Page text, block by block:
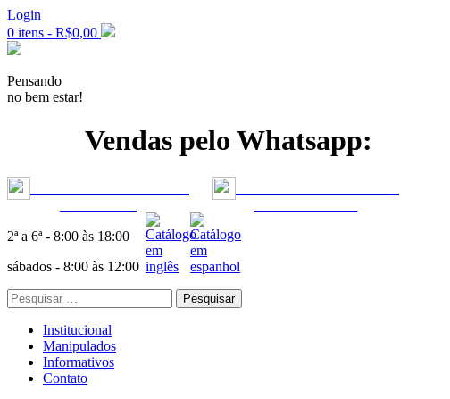
Login
0 itens - R$0,00
Pensando
no bem estar!
Vendas pelo Whatsapp:
2ª a 6ª - 8:00 às 18:00
sábados - 8:00 às 12:00
Pesquisar
por:
Institucional
Manipulados
Informativos
Contato